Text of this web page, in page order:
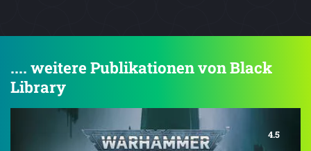
.... weitere Publikationen von Black
Library
4.5